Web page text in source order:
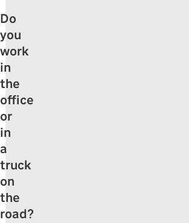
Do
you
work
in
the
office
or
in
a
truck
on
the
road?